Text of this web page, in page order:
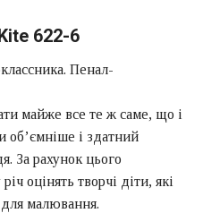
622-6
майже все те ж саме, що і
об’ємніше і здатний
За рахунок цього
оцінять творчі діти, які
малювання.